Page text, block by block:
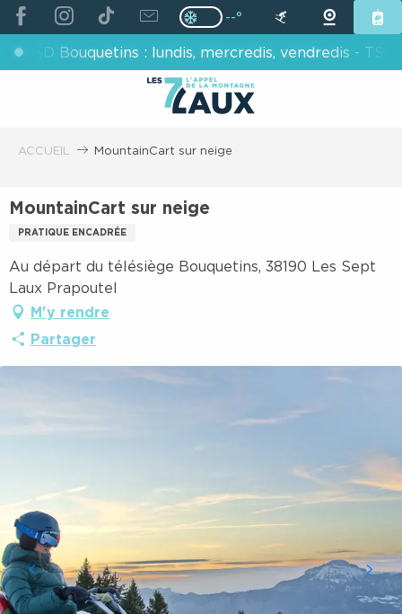
ALLER
AU
CONTENU
PRINCIPAL
Page D’accueil Actuelle Hiver :
Page D’accueil Actuelle
: lundis, mercredis, vendredis - TSD
--°
ACCUEIL MountainCart sur neige
MountainCart sur neige
PRATIQUE ENCADRÉE
Au départ du télésiège Bouquetins, 38190 Les Sept
Laux Prapoutel
M'y rendre
Partager